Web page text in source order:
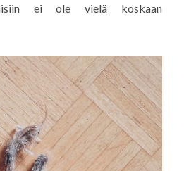
ei ole vielä koskaan